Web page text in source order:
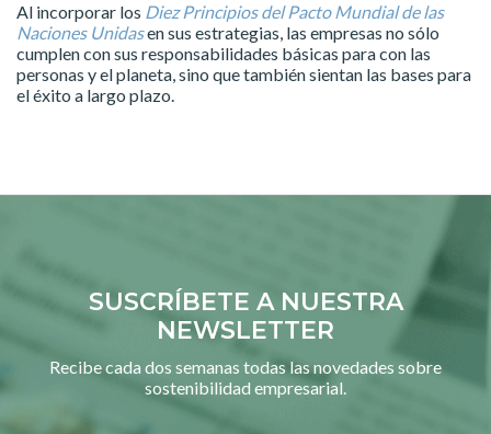
Al incorporar los Diez Principios del Pacto Mundial de las
Naciones Unidasen sus estrategias, las empresas no sólo
cumplen con sus responsabilidades básicas para con las
personas y el planeta, sino que también sientan las bases para
el éxito a largo plazo.
SUSCRÍBETE A NUESTRA
NEWSLETTER
Recibe cada dos semanas todas las novedades sobre
sostenibilidad empresarial.